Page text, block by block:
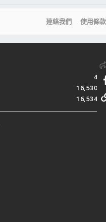
連絡我們 使用條
4
16,530
16,534